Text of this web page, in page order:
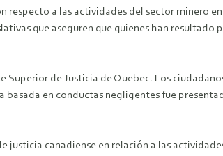
respecto a las actividades del sector minero
que aseguren que quienes han
Superior de Justicia de Quebec. Los
en conductas negligentes fue
canadiense en relación a las